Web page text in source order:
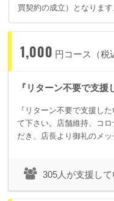
買契約の成立）となります
1,000 円コース（税
『リターン不要で支援
『リターン不要で支援し
て下さい。店舗維持、コ
だき、店長より御礼のメ
305人が支援し